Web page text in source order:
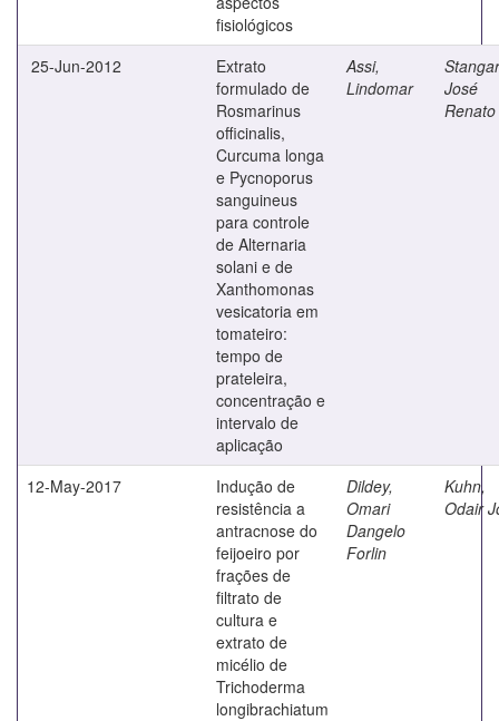
fisiológicos
25-Jun-2012
Extrato
formulado de
Rosmarinus
officinalis,
Curcuma longa
e Pycnoporus
sanguineus
para controle
de Alternaria
solani e de
Xanthomonas
vesicatoria em
tomateiro:
tempo de
prateleira,
concentração e
intervalo de
aplicação
Assi,
Lindomar
José
Renato
12-May-2017
Indução de
resistência a
antracnose do
feijoeiro por
frações de
filtrato de
cultura e
extrato de
micélio de
Trichoderma
longibrachiatum
Dildey,
Omari
Dangelo
Forlin
Kuhn,
Odair